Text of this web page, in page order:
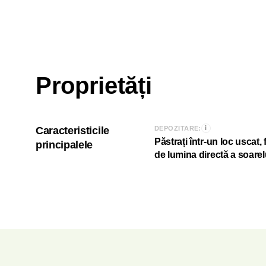
Proprietăți
Caracteristicile
principalele
DEPOZITARE: i
Păstrați într-un loc uscat,
de lumina directă a